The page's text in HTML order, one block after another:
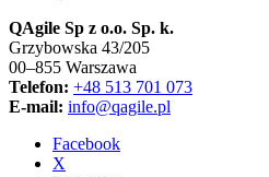
QAgile Sp z o.o. Sp. k.
Grzybowska 43/205
00–855 Warszawa
Telefon: +48 513 701 073
E-mail: info@qagile.pl
Facebook
X